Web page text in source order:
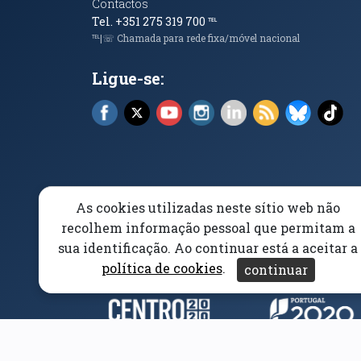
Contactos
Tel. +351 275 319 700 ℡
℡|☏ Chamada para rede fixa/móvel nacional
Ligue-se:
Facebook (abre em nova janela)
X (abre em nova janela)
YouTube (abre em nova janela)
Instagram (abre em nova
LinkedIn (abre em
RSS (abre em
Bluesky
Acessibilidade Aviso/Privacidade Proteção
Parceiros e(abre em nova janela)
As cookies utilizadas neste sítio web não
recolhem informação pessoal que permitam a
sua identificação. Ao continuar está a aceitar a
política de cookies. continuar